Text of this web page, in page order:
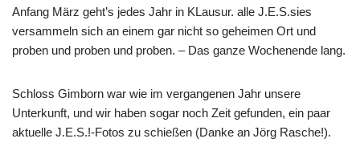
Anfang März geht’s jedes Jahr in KLausur. alle J.E.S.sies
versammeln sich an einem gar nicht so geheimen Ort und
proben und proben und proben. – Das ganze Wochenende lang.
Schloss Gimborn war wie im vergangenen Jahr unsere
Unterkunft, und wir haben sogar noch Zeit gefunden, ein paar
aktuelle J.E.S.!-Fotos zu schießen (Danke an Jörg Rasche!).